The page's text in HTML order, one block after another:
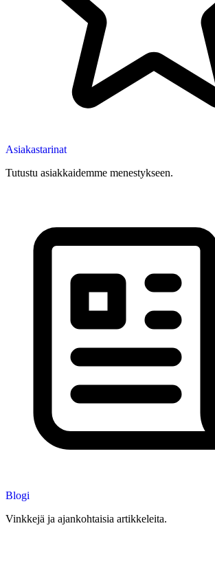
Asiakastarinat
Tutustu asiakkaidemme menestykseen.
Blogi
Vinkkejä ja ajankohtaisia artikkeleita.